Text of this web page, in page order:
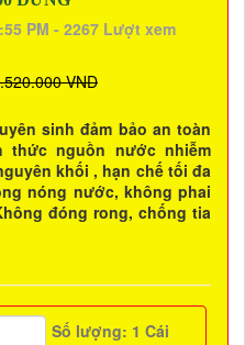
PM - 2267 Lượt xem
VND
sinh đảm bảo an toàn
thức nguồn nước nhiễm
khối , hạn chế tối đa
nóng nước, không phai
đóng rong, chống tia
Số lượng: 1 Cái